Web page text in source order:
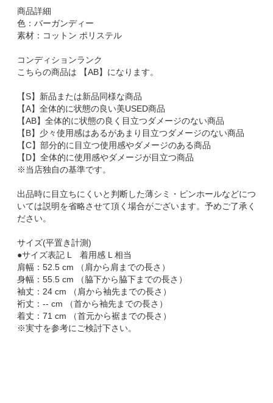
商品詳細
色：バーガンディー
素材：コットン ポリステル
コンディションランク
こちらの商品は 【AB】になります。
【S】新品または新品同様な商品
【A】全体的に状態の良い美USED商品
【AB】全体的に状態の良く目立つダメージのない商品
【B】少々使用感はあるがあまり目立つダメージのない商品
【C】部分的に目立つ使用感やダメージのある商品
【D】全体的に使用感やダメージが目立つ商品
※当店独自の基準です。
出品時に目立ちにくいと判断した薄シミ・ピンホールなどにつ
いては説明を省略させて頂く場合がございます。予めご了承く
ださい。
サイズ(平置き計測)
●サイズ表記 L 着用感 L 相当
肩幅：52.5 cm （肩から肩までの長さ）
身幅：55.5 cm （脇下から脇下までの長さ）
袖丈：24 cm （肩から袖先までの長さ）
裄丈：-- cm （首から袖先までの長さ）
着丈：71 cm （首元から裾までの長さ）
※実寸を参考にご検討下さい。